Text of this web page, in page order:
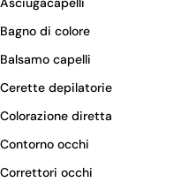
Bagno di colore
Balsamo capelli
Cerette depilatorie
Colorazione diretta
Contorno occhi
Correttori occhi